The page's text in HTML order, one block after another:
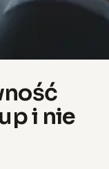
i nie